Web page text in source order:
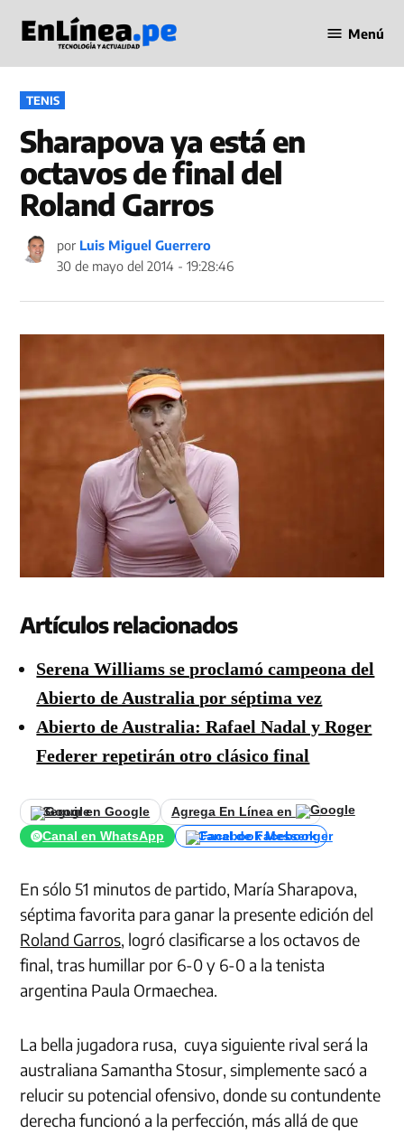
contenido
en Línea
Menú
PUBLICADO
EN
TENIS
Sharapova ya está en
octavos de final del
Roland Garros
por Luis Miguel Guerrero
30 de mayo del 2014 - 19:28:46
Artículos relacionados
Serena Williams se proclamó campeona del
Abierto de Australia por séptima vez
Abierto de Australia: Rafael Nadal y Roger
Federer repetirán otro clásico final
Seguir en Google
Agrega En Línea en
Canal en WhatsApp
Canal de Facebook
En sólo 51 minutos de partido, María Sharapova,
séptima favorita para ganar la presente edición del
Roland Garros, logró clasificarse a los octavos de
final, tras humillar por 6-0 y 6-0 a la tenista
argentina Paula Ormaechea.
La bella jugadora rusa, cuya siguiente rival será la
australiana Samantha Stosur, simplemente sacó a
relucir su potencial ofensivo, donde su contundente
derecha funcionó a la perfección, más allá de que